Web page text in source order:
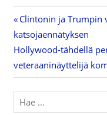
Artikkelien
selaus
Previous
Post:
Clintonin ja Trumpin
katsojaennätyksen
Next
Post:
Hollywood-tähdellä
veteraaninäyttelijä